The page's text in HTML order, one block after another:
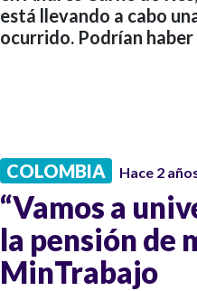
está llevando a cabo
ocurrido. Podrían haber
COLOMBIA Hace 2
“Vamos a
la pensión de
MinTrabajo